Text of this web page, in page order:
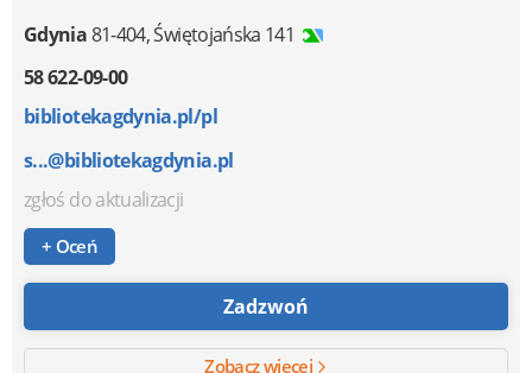
Gdynia81-404,Świętojańska 141
58 622-09-00
bibliotekagdynia.pl/pl
s...@bibliotekagdynia.pl
zgłoś do aktualizacji
+ Oceń
Zadzwoń
Zobacz więcej